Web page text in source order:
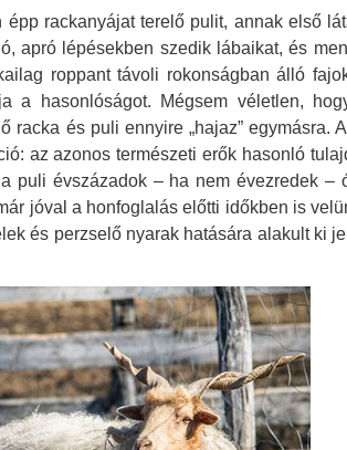
rackanyájat terelő pulit, annak első
apró lépésekben szedik lábaikat, és
roppant távoli rokonságban álló
a hasonlóságot. Mégsem véletlen,
racka és puli ennyire „hajaz” egymásra.
az azonos természeti erők hasonló
puli évszázadok – ha nem évezredek –
jóval a honfoglalás előtti időkben is
és perzselő nyarak hatására alakult ki